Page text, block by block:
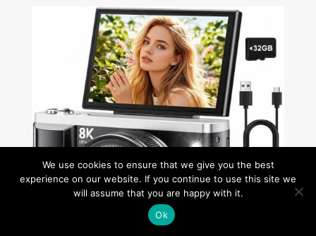
We use cookies to ensure that we give you the best
experience on our website. If you continue to use this site we
will assume that you are happy with it.
Ok